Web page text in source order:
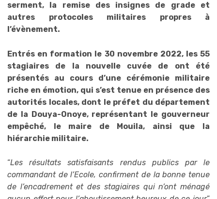
serment, la remise des insignes de grade et
autres protocoles militaires propres à
l’évènement.
Entrés en formation le 30 novembre 2022, les 55
stagiaires de la nouvelle cuvée de ont été
présentés au cours d’une cérémonie militaire
riche en émotion, qui s’est tenue en présence des
autorités locales, dont le préfet du département
de la Douya-Onoye, représentant le gouverneur
empêché, le maire de Mouila, ainsi que la
hiérarchie militaire.
“Les résultats satisfaisants rendus publics par le
commandant de l’Ecole, confirment de la bonne tenue
de l’encadrement et des stagiaires qui n’ont ménagé